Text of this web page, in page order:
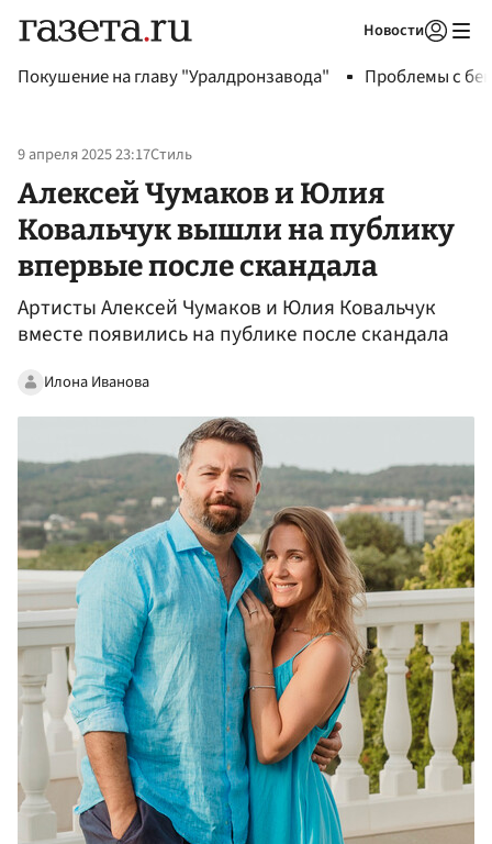
Новости
Покушение на главу "Уралдронзавода" Проблемы с
9 апреля 2025 23:17Стиль
Алексей Чумаков и Юлия
Ковальчук вышли на публику
впервые после скандала
Артисты Алексей Чумаков и Юлия Ковальчук
вместе появились на публике после скандала
Илона Иванова